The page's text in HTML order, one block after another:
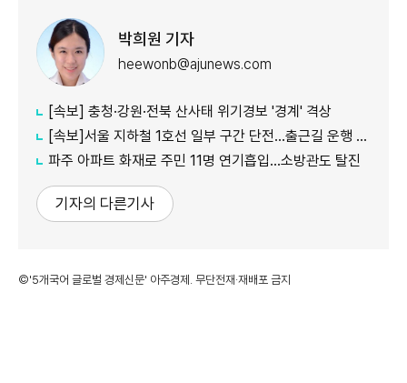
박희원 기자
heewonb@ajunews.com
[속보] 충청·강원·전북 산사태 위기경보 '경계' 격상
[속보]서울 지하철 1호선 일부 구간 단전…출근길 운행 지연
파주 아파트 화재로 주민 11명 연기흡입…소방관도 탈진
기자의 다른기사
©'5개국어 글로벌 경제신문' 아주경제. 무단전재·재배포 금지